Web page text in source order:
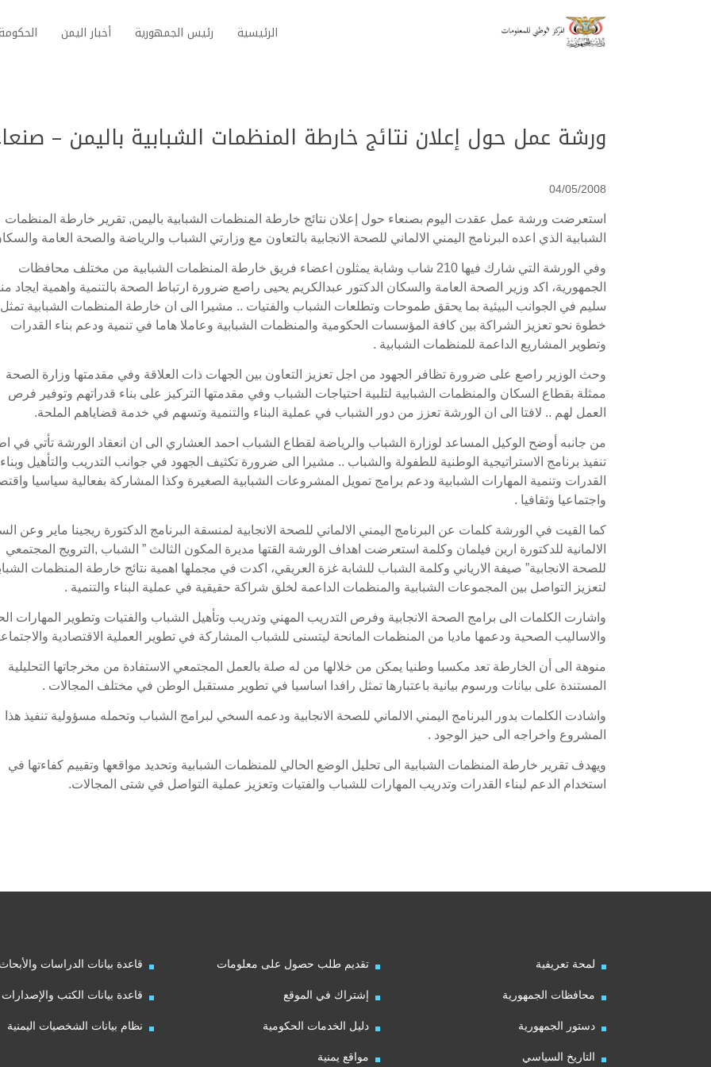
الرئيسية رئيس الجمهورية أخبار اليمن
ورشة عمل حول إعلان نتائج خارطة المنظمات الشبابية باليمن –
04/05/2008
استعرضت ورشة عمل عقدت اليوم بصنعاء حول إعلان نتائج خارطة المنظمات الشبابية باليمن, تقرير خارطة المنظمات
الشبابية الذي اعده البرنامج اليمني الالماني للصحة الانجابية بالتعاون مع وزارتي الشباب والرياضة والصحة العامة
وفي الورشة التي شارك فيها 210 شاب وشابة يمثلون اعضاء فريق خارطة المنظمات الشبابية من مختلف محافظات
الجمهورية، اكد وزير الصحة العامة والسكان الدكتور عبدالكريم يحيى راصع ضرورة ارتباط الصحة بالتنمية واهمية ايجاد
سليم في الجوانب البيئية بما يحقق طموحات وتطلعات الشباب والفتيات .. مشيرا الى ان خارطة المنظمات الشبابية تمثل
خطوة نحو تعزيز الشراكة بين كافة المؤسسات الحكومية والمنظمات الشبابية وعاملا هاما في تنمية ودعم بناء القدرات
وتطوير المشاريع الداعمة للمنظمات الشبابية .
وحث الوزير راصع على ضرورة تظافر الجهود من اجل تعزيز التعاون بين الجهات ذات العلاقة وفي مقدمتها وزارة الصحة
ممثلة بقطاع السكان والمنظمات الشبابية لتلبية احتياجات الشباب وفي مقدمتها التركيز على بناء قدراتهم وتوفير فرص
العمل لهم .. لافتا الى ان الورشة تعزز من دور الشباب في عملية البناء والتنمية وتسهم في خدمة قضاياهم الملحة.
من جانبه أوضح الوكيل المساعد لوزارة الشباب والرياضة لقطاع الشباب احمد العشاري الى ان انعقاد الورشة تأتي في
تنفيذ برنامج الاستراتيجية الوطنية للطفولة والشباب .. مشيرا الى ضرورة تكثيف الجهود في جوانب التدريب والتأهيل وبناء
القدرات وتنمية المهارات الشبابية ودعم برامج تمويل المشروعات الشبابية الصغيرة وكذا المشاركة بفعالية سياسيا
واجتماعيا وثقافيا .
كما القيت في الورشة كلمات عن البرنامج اليمني الالماني للصحة الانجابية لمنسقة البرنامج الدكتورة ريجينا ماير وعن
الالمانية للدكتورة ارين فيلمان وكلمة استعرضت اهداف الورشة القتها مديرة المكون الثالث ” الشباب ,الترويج المجتمعي
للصحة الانجابية” صيفة الارياني وكلمة الشباب للشابة غزة العريقي، اكدت في مجملها اهمية نتائج خارطة المنظمات
لتعزيز التواصل بين المجموعات الشبابية والمنظمات الداعمة لخلق شراكة حقيقية في عملية البناء والتنمية .
واشارت الكلمات الى برامج الصحة الانجابية وفرص التدريب المهني وتدريب وتأهيل الشباب والفتيات وتطوير المهارات
والاساليب الصحية ودعمها ماديا من المنظمات المانحة ليتسنى للشباب المشاركة في تطوير العملية الاقتصادية
منوهة الى أن الخارطة تعد مكسبا وطنيا يمكن من خلالها من له صلة بالعمل المجتمعي الاستفادة من مخرجاتها التحليلية
المستندة على بيانات ورسوم بيانية باعتبارها تمثل رافدا اساسيا في تطوير مستقبل الوطن في مختلف المجالات .
واشادت الكلمات بدور البرنامج اليمني الالماني للصحة الانجابية ودعمه السخي لبرامج الشباب وتحمله مسؤولية تنفيذ هذا
المشروع واخراجه الى حيز الوجود .
ويهدف تقرير خارطة المنظمات الشبابية الى تحليل الوضع الحالي للمنظمات الشبابية وتحديد مواقعها وتقييم كفاءتها في
استخدام الدعم لبناء القدرات وتدريب المهارات للشباب والفتيات وتعزيز عملية التواصل في شتى المجالات.
لمحة تعريفية
محافظات الجمهورية
دستور الجمهورية
التاريخ السياسي
تقديم طلب حصول على معلومات
إشتراك في الموقع
دليل الخدمات الحكومية
مواقع يمنية
قاعدة بيانات الدراسات والأبحاث
قاعدة بيانات الكتب والإصدارات
نظام بيانات الشخصيات اليمنية